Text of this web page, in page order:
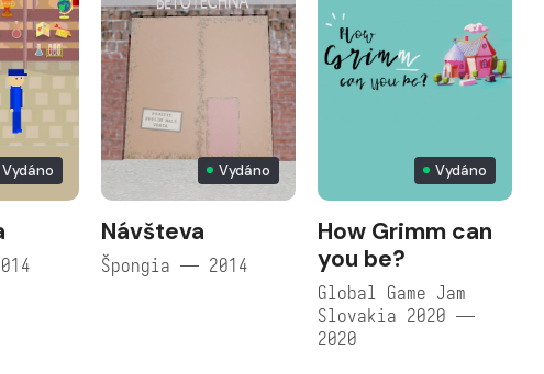
Vydáno Vydáno
Návšteva
Špongia — 2014
Vydáno
How Grimm can
you be?
Global Game Jam
Slovakia 2020 —
2020